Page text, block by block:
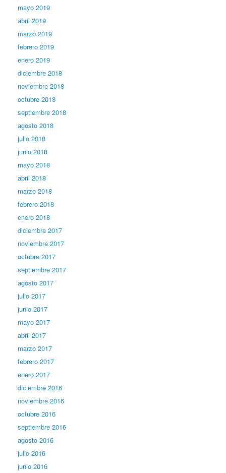
mayo 2019
abril 2019
marzo 2019
febrero 2019
enero 2019
diciembre 2018
noviembre 2018
octubre 2018
septiembre 2018
agosto 2018
julio 2018
junio 2018
mayo 2018
abril 2018
marzo 2018
febrero 2018
enero 2018
diciembre 2017
noviembre 2017
octubre 2017
septiembre 2017
agosto 2017
julio 2017
junio 2017
mayo 2017
abril 2017
marzo 2017
febrero 2017
enero 2017
diciembre 2016
noviembre 2016
octubre 2016
septiembre 2016
agosto 2016
julio 2016
junio 2016